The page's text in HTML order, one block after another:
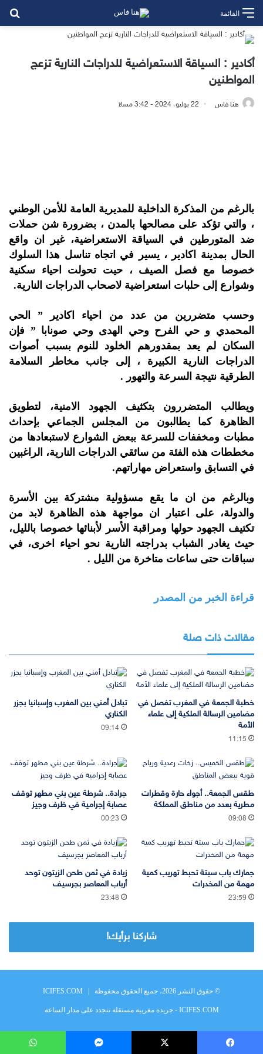
القائمة
أكادير : السياقة الاستعراضية للدراجات النارية تزعج
المواطنين
هنا فاس 22 يوليو، 2024 - 3:42 مساءً
بالرغم من المذكرة الداخلية للمديرية العامة للأمن الوطني
، والتي تؤكد على مصالحها بالمدن ، بضرورة شن حملات
ضد المتورطين في السياقة الاستعراضية، غير ان واقع
الحال بمدينة اكادير ، يسير في اتجاه تناسل هذا السلوك
خصوصا مع فصل الصيف ، حيت تحولت احياء سكنية
وشوارع إلى حلبات استعراضية لاصحاب الدراجات النارية.
وحسب متضررين من عدد من احياء اكادير ” الحي
المحمدي و حي الفرح وحي الهدى وحي صونابا ” فإن
السكان لم يعد بمقدورهم الخلود للنوم بسبب أصوات
الدراجات النارية الكبيرة ، إلى جانب مخاطر السلامة
الطرقية نتيجة السرعة والتهور .
ويطالب المتضررون بتكثيف الجهود الامنية، لتطويق
الظاهرة كما يطالبون من المجلس الجماعي بإحداث
مطبات ومخففات للسرعة ببعض الشوارع لاستبعادها من
مخططات هذه الفئة من سائقي الدراجات النارية، الراغبين
في التسابق واستعراض مهاراتهم.
وبالرغم من ان ما يقع مسؤولية مشتركة بين الأسرة
والدولة، على اعتبار ان مواجهة هذه الظاهرة لابد من
تكتيف الجهود حولها ومراقبة الأسر لأبنائها خصوصا بالليل،
حيث يغادر الشباب بدراجته النارية نحو احياء اخرى، في
سباقات حتى ساعات متاخرة من الليل .
قراءة الخبر من المصدر
مقالات ذات صلة
خطبة الجمعة في المغرب تفصل في
مضامين الرسالة الملكية إلى علماء
الأمة
11:15
تبادل أمني بين المغرب وإسبانيا بجزر
الكناري
09:14
طقس الجمعة.. أجواء حارة وقطرات
مطرية بعدد من مناطق المملكة
09:08
جرادة.. شرطة عين بني مطهر توقف
عصابة إجرامية في ظرف وجيز
00:23
جمارك باب سبتة تحبط تهريب كمية
مهمة من المخدرات
23:59
زيادة في ثمن طحن الزيتون توحد
أرباب المعاصر بجرسيف
23:48
شاركنا برأيك!
© حقوق النشر 2026، جميع الحقوق محفوظة | ICIFES.COM
ICIFES.COM - جريدة مغربية مستقلة تتجدد على مدار الساعة